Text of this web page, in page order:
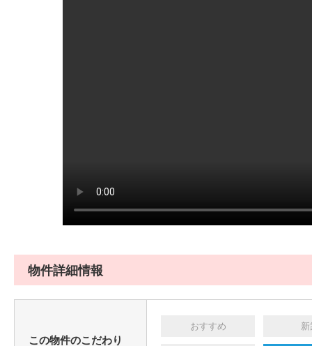
物件詳細情報
この物件のこだわり
おすすめ 新